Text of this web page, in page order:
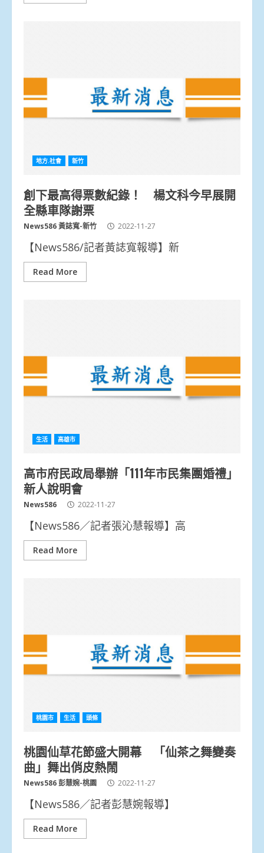
地方.社會 新竹
創下最高得票數紀錄！ 楊文科今早展開
全縣車隊謝票
News586 黃誌寬-新竹 2022-11-27
【News586/記者黃誌寬報導】新
Read More
生活 高雄市
高市府民政局舉辦「111年市民集團婚禮」
新人說明會
News586 2022-11-27
【News586／記者張沁慧報導】高
Read More
桃園市 生活 頭條
桃園仙草花節盛大開幕 「仙茶之舞變奏
曲」舞出俏皮熱鬧
News586 彭慧婉-桃園 2022-11-27
【News586／記者彭慧婉報導】
Read More